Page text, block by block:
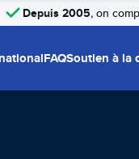
Depuis 2005, on
FAQSoutien à la